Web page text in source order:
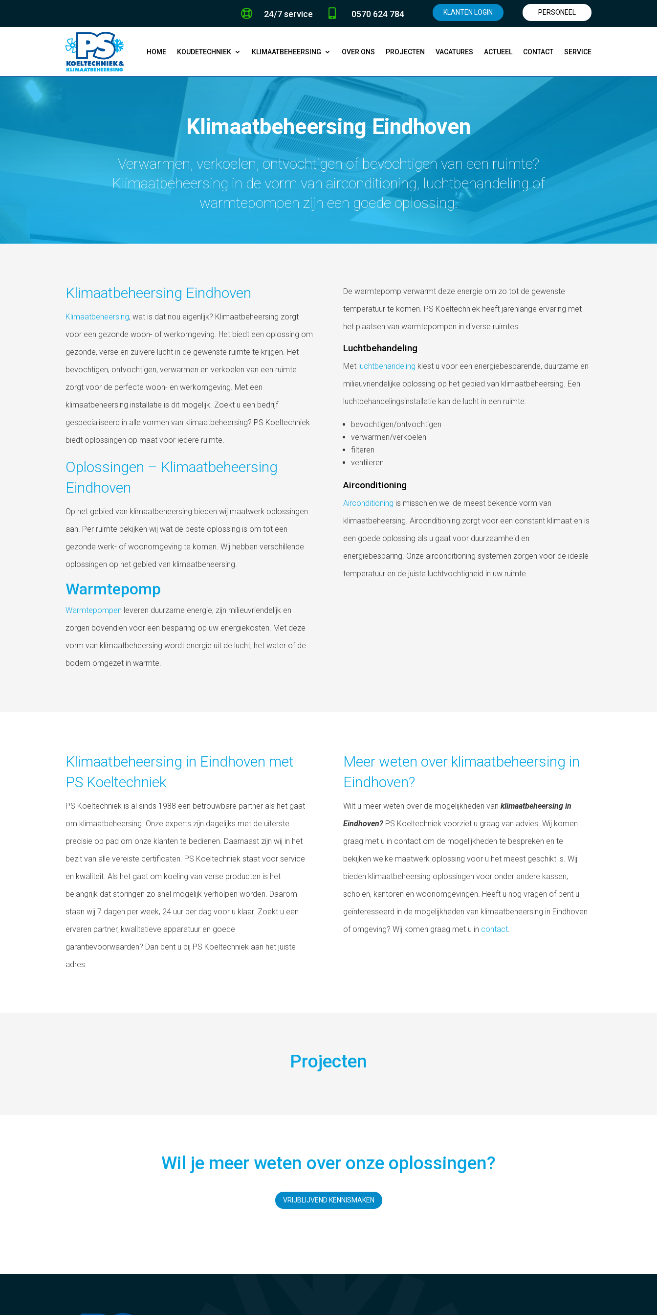
 24/7 service  0570 624 784 KLANTEN LOGIN PERSONEEL
HOME KOUDETECHNIEK KLIMAATBEHEERSING OVER ONS PROJECTEN VACATURES ACTUEEL CONTACT SERVICE
Klimaatbeheersing Eindhoven
Verwarmen, verkoelen, ontvochtigen of bevochtigen van een ruimte?
Klimaatbeheersing in de vorm van airconditioning, luchtbehandeling of
warmtepompen zijn een goede oplossing.
Klimaatbeheersing Eindhoven
Klimaatbeheersing, wat is dat nou eigenlijk? Klimaatbeheersing zorgt
voor een gezonde woon- of werkomgeving. Het biedt een oplossing om
gezonde, verse en zuivere lucht in de gewenste ruimte te krijgen. Het
bevochtigen, ontvochtigen, verwarmen en verkoelen van een ruimte
zorgt voor de perfecte woon- en werkomgeving. Met een
klimaatbeheersing installatie is dit mogelijk. Zoekt u een bedrijf
gespecialiseerd in alle vormen van klimaatbeheersing? PS Koeltechniek
biedt oplossingen op maat voor iedere ruimte.
Oplossingen – Klimaatbeheersing
Eindhoven
Op het gebied van klimaatbeheersing bieden wij maatwerk oplossingen
aan. Per ruimte bekijken wij wat de beste oplossing is om tot een
gezonde werk- of woonomgeving te komen. Wij hebben verschillende
oplossingen op het gebied van klimaatbeheersing.
Warmtepomp
Warmtepompen leveren duurzame energie, zijn milieuvriendelijk en
zorgen bovendien voor een besparing op uw energiekosten. Met deze
vorm van klimaatbeheersing wordt energie uit de lucht, het water of de
bodem omgezet in warmte.
De warmtepomp verwarmt deze energie om zo tot de gewenste
temperatuur te komen. PS Koeltechniek heeft jarenlange ervaring met
het plaatsen van warmtepompen in diverse ruimtes.
Luchtbehandeling
Met luchtbehandeling kiest u voor een energiebesparende, duurzame en
milieuvriendelijke oplossing op het gebied van klimaatbeheersing. Een
luchtbehandelingsinstallatie kan de lucht in een ruimte:
bevochtigen/ontvochtigen
verwarmen/verkoelen
filteren
ventileren
Airconditioning
Airconditioning is misschien wel de meest bekende vorm van
klimaatbeheersing. Airconditioning zorgt voor een constant klimaat en is
een goede oplossing als u gaat voor duurzaamheid en
energiebesparing. Onze airconditioning systemen zorgen voor de ideale
temperatuur en de juiste luchtvochtigheid in uw ruimte.
Klimaatbeheersing in Eindhoven met
PS Koeltechniek
PS Koeltechniek is al sinds 1988 een betrouwbare partner als het gaat
om klimaatbeheersing. Onze experts zijn dagelijks met de uiterste
precisie op pad om onze klanten te bedienen. Daarnaast zijn wij in het
bezit van alle vereiste certificaten. PS Koeltechniek staat voor service
en kwaliteit. Als het gaat om koeling van verse producten is het
belangrijk dat storingen zo snel mogelijk verholpen worden. Daarom
staan wij 7 dagen per week, 24 uur per dag voor u klaar. Zoekt u een
ervaren partner, kwalitatieve apparatuur en goede
garantievoorwaarden? Dan bent u bij PS Koeltechniek aan het juiste
adres.
Meer weten over klimaatbeheersing in
Eindhoven?
Wilt u meer weten over de mogelijkheden van klimaatbeheersing in
Eindhoven? PS Koeltechniek voorziet u graag van advies. Wij komen
graag met u in contact om de mogelijkheden te bespreken en te
bekijken welke maatwerk oplossing voor u het meest geschikt is. Wij
bieden klimaatbeheersing oplossingen voor onder andere kassen,
scholen, kantoren en woonomgevingen. Heeft u nog vragen of bent u
geïnteresseerd in de mogelijkheden van klimaatbeheersing in Eindhoven
of omgeving? Wij komen graag met u in contact.
Projecten
Wil je meer weten over onze oplossingen?
VRIJBLIJVEND KENNISMAKEN